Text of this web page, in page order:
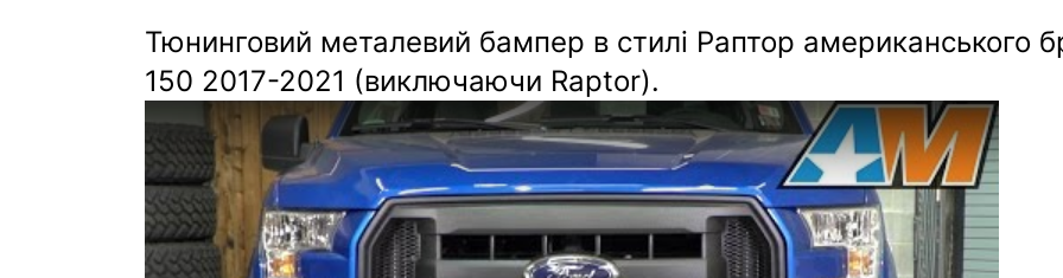
Тюнинговий металевий бампер в стилі Раптор американського
150 2017-2021 (виключаючи Raptor).